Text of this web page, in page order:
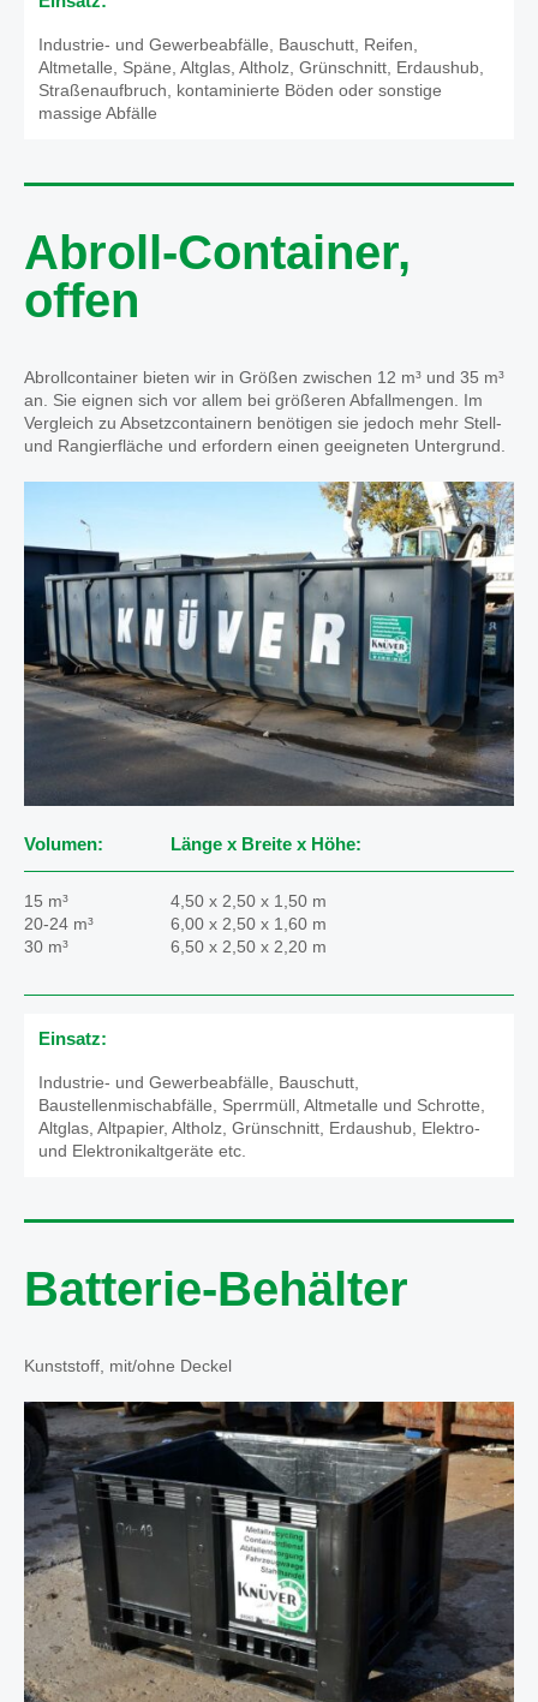
Industrie- und Gewerbeabfälle, Bauschutt, Reifen,
Altmetalle, Späne, Altglas, Altholz, Grünschnitt, Erdaushub,
Straßenaufbruch, kontaminierte Böden oder sonstige
massige Abfälle
Abroll-Container,
offen
Abrollcontainer bieten wir in Größen zwischen 12 m³ und 35 m³
an. Sie eignen sich vor allem bei größeren Abfallmengen. Im
Vergleich zu Absetzcontainern benötigen sie jedoch mehr Stell-
und Rangierfläche und erfordern einen geeigneten Untergrund.
Volumen: Länge x Breite x Höhe:
15 m³
20-24 m³
30 m³
4,50 x 2,50 x 1,50 m
6,00 x 2,50 x 1,60 m
6,50 x 2,50 x 2,20 m
Einsatz:
Industrie- und Gewerbeabfälle, Bauschutt,
Baustellenmischabfälle, Sperrmüll, Altmetalle und Schrotte,
Altglas, Altpapier, Altholz, Grünschnitt, Erdaushub, Elektro-
und Elektronikaltgeräte etc.
Batterie-Behälter
Kunststoff, mit/ohne Deckel